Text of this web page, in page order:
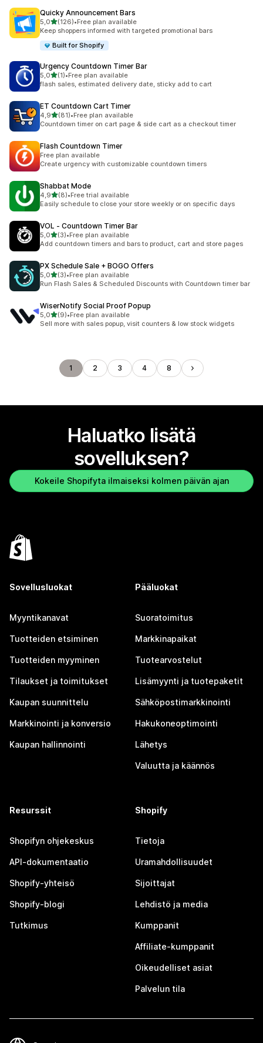
Quicky Announcement Bars
5,0/ 5 tähteä
(126)
126 arvostelua yhteensä
•Free plan available
Keep shoppers informed with targeted promotional bars
Built for Shopify
Urgency Countdown Timer Bar
5,0/ 5 tähteä
(1)
1 arvostelua yhteensä
•Free plan available
flash sales, estimated delivery date, sticky add to cart
ET Countdown Cart Timer
4,9/ 5 tähteä
(81)
81 arvostelua yhteensä
•Free plan available
Countdown timer on cart page & side cart as a checkout timer
Flash Countdown Timer
Free plan available
Create urgency with customizable countdown timers
Shabbat Mode
4,9/ 5 tähteä
(8)
8 arvostelua yhteensä
•Free trial available
Easily schedule to close your store weekly or on specific days
VOL ‑ Countdown Timer Bar
5,0/ 5 tähteä
(3)
3 arvostelua yhteensä
•Free plan available
Add countdown timers and bars to product, cart and store pages
PX Schedule Sale + BOGO Offers
5,0/ 5 tähteä
(3)
3 arvostelua yhteensä
•Free plan available
Run Flash Sales & Scheduled Discounts with Countdown timer bar
WiserNotify Social Proof Popup
5,0/ 5 tähteä
(9)
9 arvostelua yhteensä
•Free plan available
Sell more with sales popup, visit counters & low stock widgets
1 2 3 4 8
Haluatko lisätä
sovelluksen?
Kokeile Shopifyta ilmaiseksi kolmen päivän ajan
Sovellusluokat
Myyntikanavat
Tuotteiden etsiminen
Tuotteiden myyminen
Tilaukset ja toimitukset
Kaupan suunnittelu
Markkinointi ja konversio
Kaupan hallinnointi
Pääluokat
Suoratoimitus
Markkinapaikat
Tuotearvostelut
Lisämyynti ja tuotepaketit
Sähköpostimarkkinointi
Hakukoneoptimointi
Lähetys
Valuutta ja käännös
Resurssit
Shopifyn ohjekeskus
API-dokumentaatio
Shopify-yhteisö
Shopify-blogi
Tutkimus
Shopify
Tietoja
Uramahdollisuudet
Sijoittajat
Lehdistö ja media
Kumppanit
Affiliate-kumppanit
Oikeudelliset asiat
Palvelun tila